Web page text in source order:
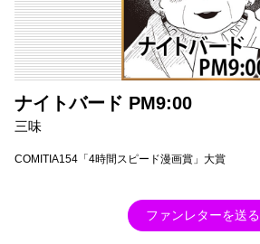
ナイトバード PM9:00
三味
COMITIA154「4時間スピード漫画賞」大賞
ファンレターを送る